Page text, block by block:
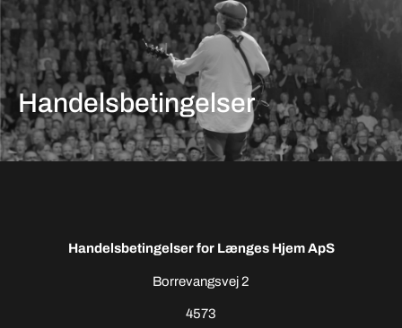
Din kurv er tom.
Subtotal: 0,00kr.
0,00kr.inkl. moms
Handelsbetingelser
Handelsbetingelser for Længes Hjem ApS
Borrevangsvej 2
4573